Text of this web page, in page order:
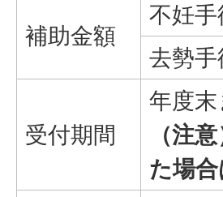
補助金額
不妊
去勢
受付期間
年度末
（注
た場